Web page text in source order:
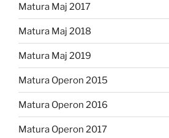
Matura Maj 2017
Matura Maj 2018
Matura Maj 2019
Matura Operon 2015
Matura Operon 2016
Matura Operon 2017